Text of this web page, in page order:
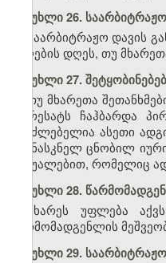
მუხლი 26.
საარბიტრაჟო დავის
მიღების დღეს, თუ
მუხლი 27.
თუ მხარეთა
ადრესატს ჩაჰბარდა
შეუძლებელია ასეთი
უკანასკნელ ცნობილ
საშუალებით, რომელიც
მუხლი 28.
მხარეს უფლება
წარმომადგენლის
მუხლი 29.